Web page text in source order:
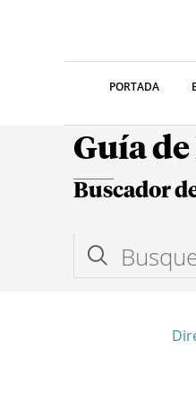
PORTADA
Guía
Buscador